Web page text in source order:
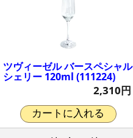
ツヴィーゼル バースペシャル
シェリー 120ml (111224)
2,310円
カートに入れる